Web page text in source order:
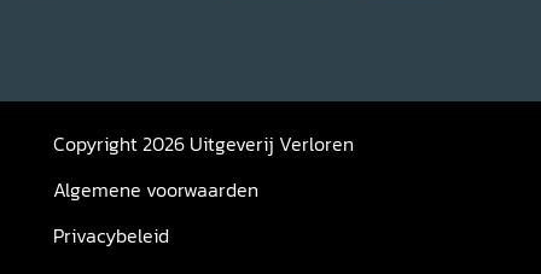
Copyright 2026 Uitgeverij Verloren
Algemene voorwaarden
Privacybeleid